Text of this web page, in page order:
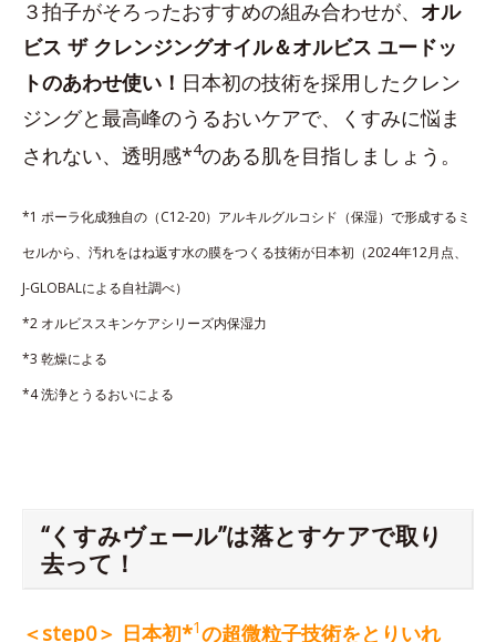
３拍子がそろったおすすめの組み合わせが、 オル
ビス ザ クレンジングオイル＆オルビス ユードッ
トのあわせ使い！ 日本初の技術を採用したクレン
ジングと最高峰のうるおいケアで、くすみに悩ま
されない、透明感*4のある肌を目指しましょう。
*1 ポーラ化成独自の（C12-20）アルキルグルコシド（保湿）で形成するミ
セルから、汚れをはね返す水の膜をつくる技術が日本初（2024年12月点、
J-GLOBALによる自社調べ）
*2 オルビススキンケアシリーズ内保湿力
*3 乾燥による
*4 洗浄とうるおいによる
“くすみヴェール”は落とすケアで取り
去って！
＜step0＞ 日本初*1の超微粒子技術をとりいれ